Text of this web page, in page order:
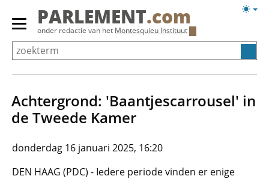
Overslaan
Primair
menu
tonen/verbergen
PARLEMENT.com
onder redactie van het Montesquieu Instituut
Achtergrond: 'Baantjescarrousel' in
de Tweede Kamer
donderdag 16 januari 2025, 16:20
DEN HAAG (PDC) - Iedere periode vinden er enige